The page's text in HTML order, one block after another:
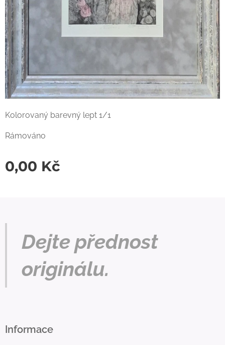
Kolorovaný barevný lept 1/1
Rámováno
0,00 Kč
Dejte přednost
originálu.
Informace